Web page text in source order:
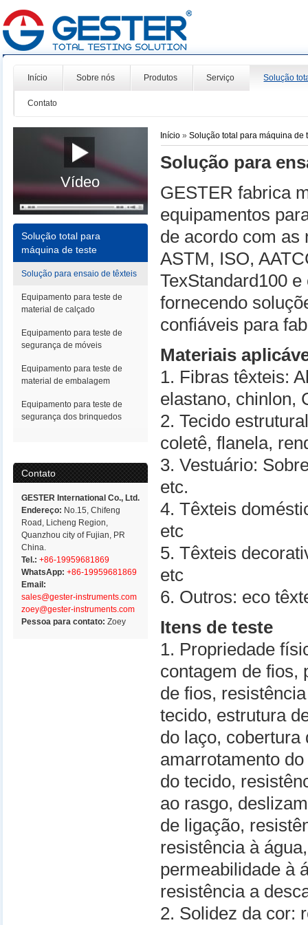
Início Sobre nós Produtos Serviço Solução
Contato
Vídeo
Solução total para
máquina de teste
Solução para ensaio de têxteis
Equipamento para teste de
material de calçado
Equipamento para teste de
segurança de móveis
Equipamento para teste de
material de embalagem
Equipamento para teste de
segurança dos brinquedos
Contato
GESTER International Co., Ltd.
Endereço: No.15, Chifeng
Road, Licheng Region,
Quanzhou city of Fujian, PR
China.
Tel.: +86-19959681869
WhatsApp: +86-19959681869
Email:
sales@gester-instruments.com
zoey@gester-instruments.com
Pessoa para contato:Zoey
Início»Solução total para máquina de
Solução para
GESTER fabrica
equipamentos
de acordo com as
ASTM, ISO,
TexStandard100
fornecendo
confiáveis para
Materiais
1. Fibras têxteis:
elastano, chinlon,
2. Tecido
coletê, flanela,
3. Vestuário:
etc.
4. Têxteis
etc
5. Têxteis
etc
6. Outros: eco
Itens de teste
1. Propriedade
contagem de fios,
de fios,
tecido, estrutura
do laço, cobertura
amarrotamento
do tecido,
ao rasgo,
de ligação,
resistência à
permeabilidade à
resistência a
2. Solidez da cor: